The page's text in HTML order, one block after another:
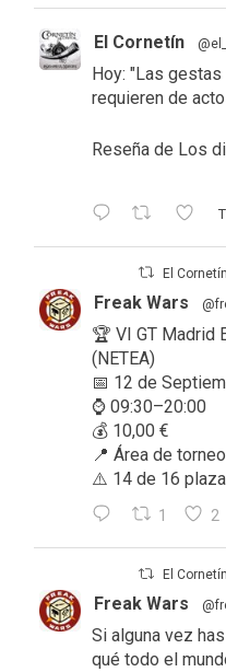
El Cornetín
Hoy: "Las
requieren de
Reseña de Los
El
Freak Wars
🏆 VI GT Madrid
(NETEA)
📅 12 de
⌚ 09:30–20:00
💰 10,00 €
📍 Área de
⚠️ 14 de 16
1 2
El
Freak Wars
Si alguna vez
qué todo el